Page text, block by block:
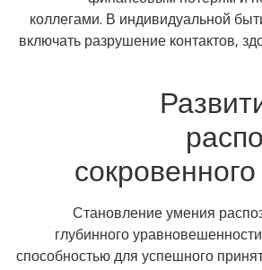
коллегами. В индивидуальной
включать разрушение контактов,
Становление умения
глубинного
способностью для успешного